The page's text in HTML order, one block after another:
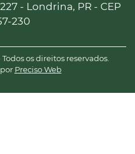
- Londrina, PR - CEP
230
os direitos reservados.
Preciso Web